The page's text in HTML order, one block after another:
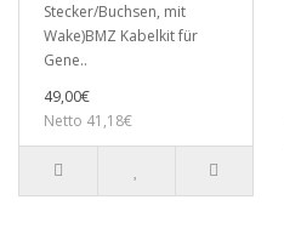
Stecker/Buchsen, mit
Wake)BMZ Kabelkit für
Gene..
49,00€
Netto 41,18€